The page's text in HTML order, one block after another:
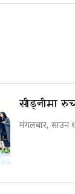
सीड्नीमा
मंगलबार, साउन